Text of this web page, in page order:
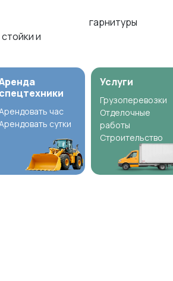
и
гарнитуры
спецтехники
час
сутки
Услуги
Грузоперевозки
Отделочные
работы
Строительство